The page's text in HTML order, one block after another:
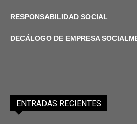
RESPONSABILIDAD SOCIAL
DECÁLOGO DE EMPRESA
ENTRADAS RECIENTES